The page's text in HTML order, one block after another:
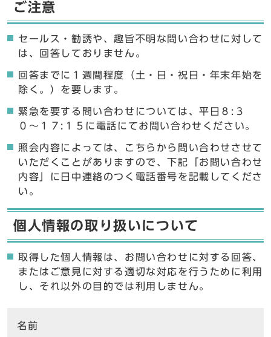
ご注意
セールス・勧誘や、趣旨不明な問い合わせに対して
は、回答しておりません。
回答までに１週間程度（土・日・祝日・年末年始を
除く。）を要します。
緊急を要する問い合わせについては、平日８:３
０〜１７:１５に電話にてお問い合わせください。
照会内容によっては、こちらから問い合わせさせて
いただくことがありますので、下記「お問い合わせ
内容」に日中連絡のつく電話番号を記載してくださ
い。
個人情報の取り扱いについて
取得した個人情報は、お問い合わせに対する回答、
またはご意見に対する適切な対応を行うために利用
し、それ以外の目的では利用しません。
名前